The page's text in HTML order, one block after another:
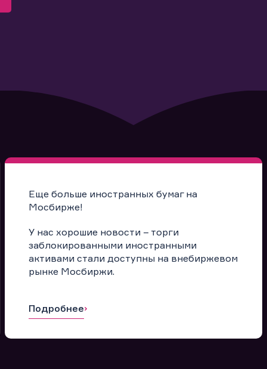
Еще больше иностранных бумаг на
Мосбирже!
У нас хорошие новости – торги
заблокированными иностранными
активами стали доступны на внебиржевом
рынке Мосбиржи.
Подробнее